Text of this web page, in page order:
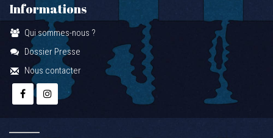
Informations
Qui sommes-nous ?
Dossier Presse
Nous contacter